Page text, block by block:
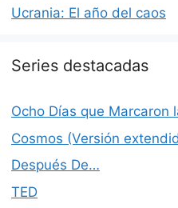
Ucrania: El año del caos
Series destacadas
Ocho Días que Marcaron
Cosmos (Versión
Después De…
TED